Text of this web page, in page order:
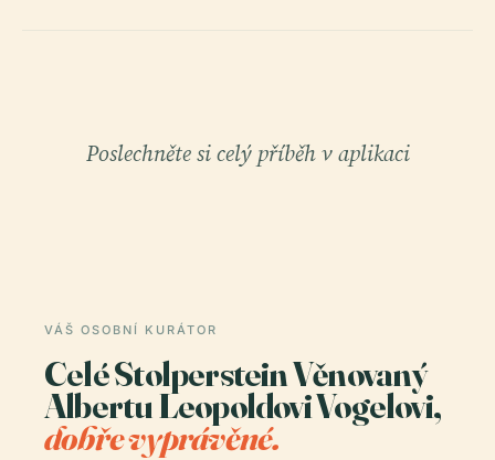
Poslechněte si celý příběh v aplikaci
VÁŠ OSOBNÍ KURÁTOR
Celé Stolperstein Věnovaný
Albertu Leopoldovi Vogelovi,
dobře vyprávěné.